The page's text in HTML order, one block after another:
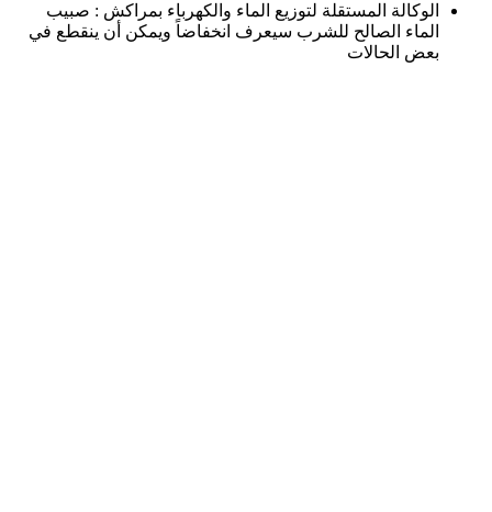
الوكالة المستقلة لتوزيع الماء والكهرباء بمراكش : صبيب
الماء الصالح للشرب سيعرف انخفاضاً ويمكن أن ينقطع في
بعض الحالات